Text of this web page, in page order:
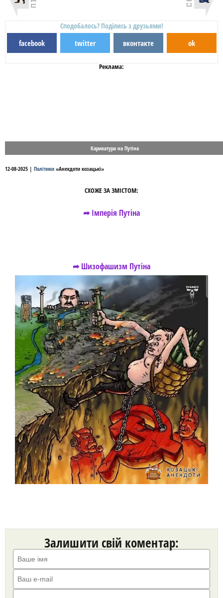
Сподобалось? Поділись з друзьями!
facebook twitter вконтакте ok
Реклама:
Карикатура на Путіна
12-08-2025 | Політики «Анекдоти козацькі»
СХОЖЕ ЗА ЗМІСТОМ:
➦ Імперія Путіна
➦ Шизофашизм Путіна
Залишити свій коментар: